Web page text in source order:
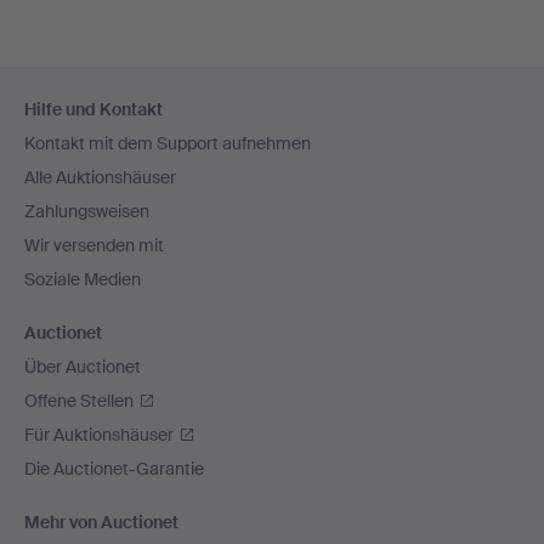
Navigation
Hilfe und Kontakt
Kontakt mit dem Support aufnehmen
Alle Auktionshäuser
Zahlungsweisen
Wir versenden mit
Soziale Medien
Auctionet
Über Auctionet
Offene Stellen
Für Auktionshäuser
Die Auctionet-Garantie
Mehr von Auctionet